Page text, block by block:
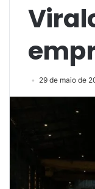
29 de maio de